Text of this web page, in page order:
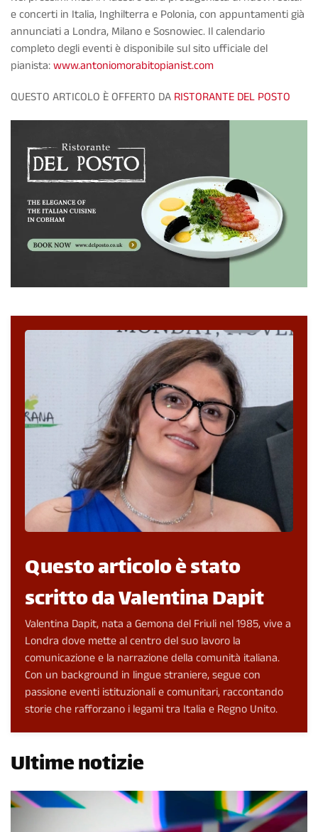
e concerti in Italia, Inghilterra e Polonia, con appuntamenti già
annunciati a Londra, Milano e Sosnowiec. Il calendario
completo degli eventi è disponibile sul sito ufficiale del
pianista:www.antoniomorabitopianist.com
QUESTO ARTICOLO È OFFERTO DA RISTORANTE DEL POSTO
Questo articolo è stato
scritto da Valentina Dapit
Valentina Dapit, nata a Gemona del Friuli nel 1985, vive a
Londra dove mette al centro del suo lavoro la
comunicazione e la narrazione della comunità italiana.
Con un background in lingue straniere, segue con
passione eventi istituzionali e comunitari, raccontando
storie che rafforzano i legami tra Italia e Regno Unito.
Ultime notizie